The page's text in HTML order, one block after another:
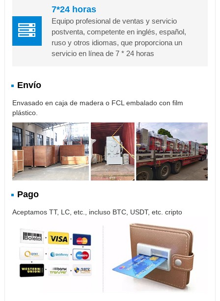
7*24 horas
Equipo profesional de ventas y servicio
postventa, competente en inglés, español,
ruso y otros idiomas, que proporciona un
servicio en línea de 7 * 24 horas
Envío
Envasado en caja de madera o FCL embalado con film
plástico.
Pago
Aceptamos TT, LC, etc., incluso BTC, USDT, etc. cripto